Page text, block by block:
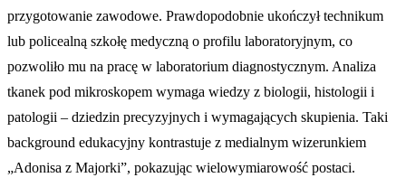
przygotowanie zawodowe. Prawdopodobnie ukończył technikum
lub policealną szkołę medyczną o profilu laboratoryjnym, co
pozwoliło mu na pracę w laboratorium diagnostycznym. Analiza
tkanek pod mikroskopem wymaga wiedzy z biologii, histologii i
patologii – dziedzin precyzyjnych i wymagających skupienia. Taki
background edukacyjny kontrastuje z medialnym wizerunkiem
„Adonisa z Majorki”, pokazując wielowymiarowość postaci.